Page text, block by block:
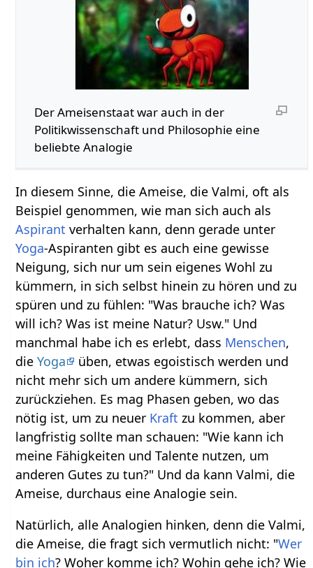
Der Ameisenstaat war auch in der
Politikwissenschaft und Philosophie eine
beliebte Analogie
In diesem Sinne, die Ameise, die Valmi, oft als
Beispiel genommen, wie man sich auch als
Aspirant verhalten kann, denn gerade unter
Yoga-Aspiranten gibt es auch eine gewisse
Neigung, sich nur um sein eigenes Wohl zu
kümmern, in sich selbst hinein zu hören und zu
spüren und zu fühlen: "Was brauche ich? Was
will ich? Was ist meine Natur? Usw." Und
manchmal habe ich es erlebt, dass Menschen,
dieYoga
üben, etwas egoistisch werden und
nicht mehr sich um andere kümmern, sich
zurückziehen. Es mag Phasen geben, wo das
nötig ist, um zu neuer Kraft zu kommen, aber
langfristig sollte man schauen: "Wie kann ich
meine Fähigkeiten und Talente nutzen, um
anderen Gutes zu tun?" Und da kann Valmi, die
Ameise, durchaus eine Analogie sein.
Natürlich, alle Analogien hinken, denn die Valmi,
die Ameise, die fragt sich vermutlich nicht: "Wer
bin ich? Woher komme ich? Wohin gehe ich? Wie